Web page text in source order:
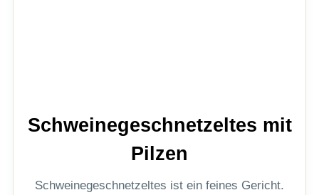
Schweinegeschnetzeltes mit
Pilzen
Schweinegeschnetzeltes ist ein feines Gericht.